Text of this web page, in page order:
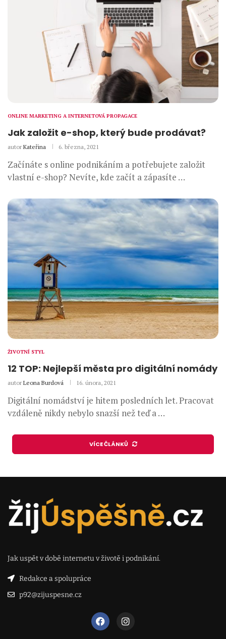
ONLINE MARKETING A INTERNETOVÁ PROPAGACE
Jak založit e-shop, který bude prodávat?
autor Kateřina 6. března, 2021
Začínáte s online podnikáním a potřebujete založit
vlastní e-shop? Nevíte, kde začít a zápasíte …
ŽIVOTNÍ STYL
12 TOP: Nejlepší města pro digitální nomády
autor Leona Burdová 16. února, 2021
Digitální nomádství je hitem posledních let. Pracovat
vzdáleně nikdy nebylo snazší než teď a …
VÍCE ČLÁNKŮ
Jak uspět v době internetu v životě i podnikání.
Redakce a spolupráce
p92@zijuspesne.cz